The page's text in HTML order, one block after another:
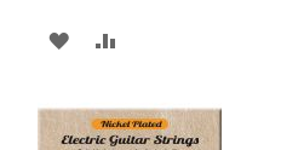
AAN
TOEVOEGEN
OM